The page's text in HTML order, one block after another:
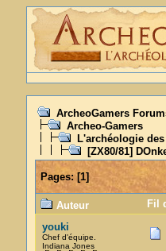
ArcheoGamers
Archeo-Gamers
L'archéologie
[ZX80/81]
Pages:[1]
Auteur
Fil
youki
Chef d'équipe.
Indiana Jones